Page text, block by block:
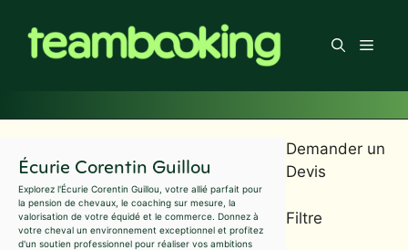
contenu
Menu
Écurie Corentin Guillou
Explorez l'Écurie Corentin Guillou, votre allié parfait pour
la pension de chevaux, le coaching sur mesure, la
valorisation de votre équidé et le commerce. Donnez à
votre cheval un environnement exceptionnel et profitez
d'un soutien professionnel pour réaliser vos ambitions
Demander un
Devis
Filtre